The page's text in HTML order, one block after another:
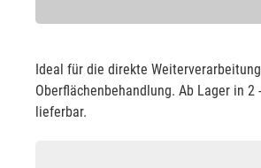
Ideal für die direkte
Oberflächenbehandlung. Ab Lager in 2
lieferbar.